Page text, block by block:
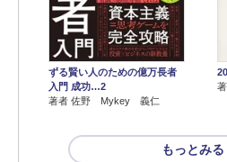
ずる賢い人のための億万長者
入門 成功…2
著者 佐野 Mykey 義仁
もっとみる